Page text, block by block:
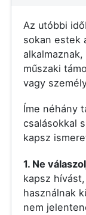
Az utóbbi
sokan estek
műszaki
vagy
Íme néhány
csalásokkal
kapsz
1. Ne
kapsz
használnak
nem